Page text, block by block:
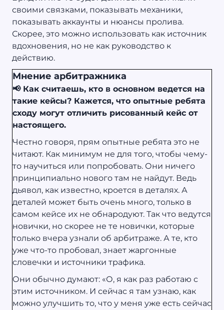
своими связками, показывать механики,
показывать аккаунты и нюансы пролива.
Скорее, это можно использовать как источник
вдохновения, но не как руководство к
действию.
Мнение арбитражника
📢 Как считаешь, кто в основном ведется на
такие кейсы? Кажется, что опытные ребята
сходу могут отличить рисованный кейс от
настоящего.
Честно говоря, прям опытные ребята это не
читают. Как минимум не для того, чтобы чему-
то научиться или попробовать. Они ничего
принципиально нового там не найдут. Ведь
дьявол, как известно, кроется в деталях. А
деталей может быть очень много, только в
самом кейсе их не обнародуют. Так что ведутся
новички, но скорее не те новички, которые
только вчера узнали об арбитраже. А те, кто
уже что-то пробовал, знает жаргонные
словечки и источники трафика.
Они обычно думают: «О, я как раз работаю с
этим источником. И сейчас я там узнаю, как
можно улучшить то, что у меня уже есть сейчас